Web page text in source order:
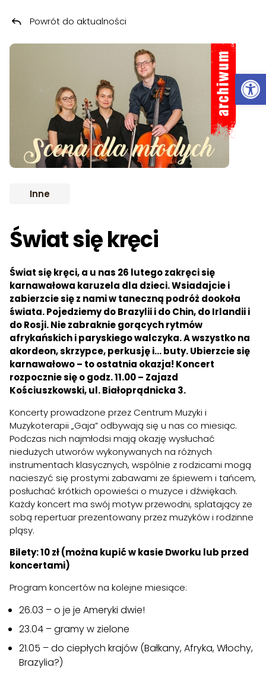
Przeskocz do treści
ARCHIWUM
Inne
Świat się kręci
Powrót do aktualności
Świat się kręci, a u nas 26 lutego zakręci się
karnawałowa karuzela dla dzieci. Wsiadajcie i
zabierzcie się z nami w taneczną podróż dookoła
świata. Pojedziemy do Brazylii i do Chin, do Irlandii i
do Rosji. Nie zabraknie gorących rytmów
afrykańskich i paryskiego walczyka. A wszystko na
akordeon, skrzypce, perkusję i… buty. Ubierzcie się
karnawałowo – to ostatnia okazja! Koncert
rozpocznie się o godz. 11.00 – Zajazd
Kościuszkowski, ul. Białoprądnicka 3.
Koncerty prowadzone przez Centrum Muzyki i
Muzykoterapii „Gaja” odbywają się u nas co miesiąc.
Podczas nich najmłodsi mają okazję wysłuchać
niedużych utworów wykonywanych na różnych
instrumentach klasycznych, wspólnie z rodzicami mogą
nacieszyć się prostymi zabawami ze śpiewem i tańcem,
posłuchać krótkich opowieści o muzyce i dźwiękach.
Każdy koncert ma swój motyw przewodni, splatający ze
sobą repertuar prezentowany przez muzyków i rodzinne
pląsy.
Bilety: 10 zł (można kupić w kasie Dworku lub przed
koncertami)
Program koncertów na kolejne miesiące:
26.03 – o je je Ameryki dwie!
23.04 – gramy w zielone
21.05 – do ciepłych krajów (Bałkany, Afryka, Włochy,
Brazylia?)